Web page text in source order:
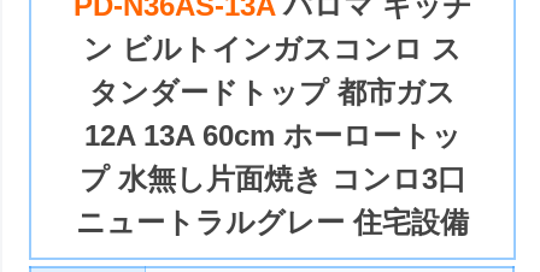
ン ビルトインガスコンロ ス
タンダードトップ 都市ガス
12A 13A 60cm ホーロートッ
プ 水無し片面焼き コンロ3口
ニュートラルグレー 住宅設備